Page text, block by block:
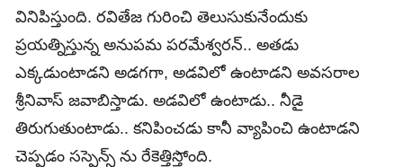
వినిపిస్తుంది. రవితేజ గురించి తెలుసుకునేందుకు
ప్రయత్నిస్తున్న అనుపమ పరమేశ్వరన్.. అతడు
ఎక్కడుంటాడని అడగగా, అడవిలో ఉంటాడని అవసరాల
శ్రీనివాస్ జవాబిస్తాడు. అడవిలో ఉంటాడు.. నీడై
తిరుగుతుంటాడు.. కనిపించడు కానీ వ్యాపించి ఉంటాడని
చెప్పడం సస్పెన్స్ ను రేకెత్తిస్తోంది.